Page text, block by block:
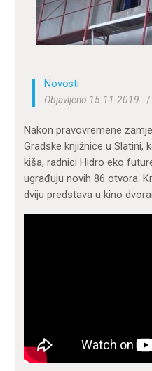
ODJELI
DOKUMENTI
Novosti
Objavljeno 15.11.2019.
Nakon pravovremene
Gradske knjižnice u Slatini,
kiša, radnici Hidro eko
ugrađuju novih 86 otvora.
dviju predstava u kino